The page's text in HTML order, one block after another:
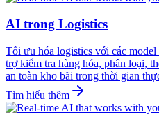
AI trong Logistics
Tối ưu hóa logistics với các
trợ kiểm tra hàng hóa, phân loại,
an toàn kho bãi trong thời gian
Tìm hiểu thêm